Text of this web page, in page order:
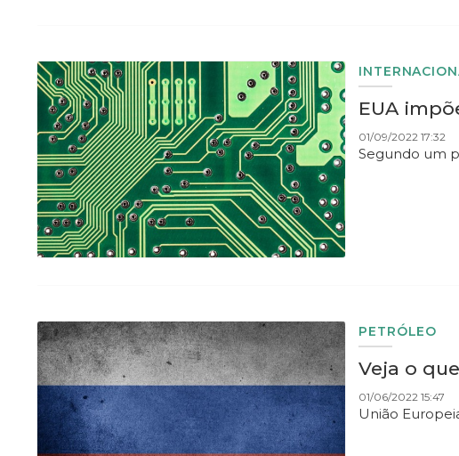
EUA
01/09/2022 17:32
Segundo um
PETRÓLEO
Veja o
01/06/2022 15:47
União